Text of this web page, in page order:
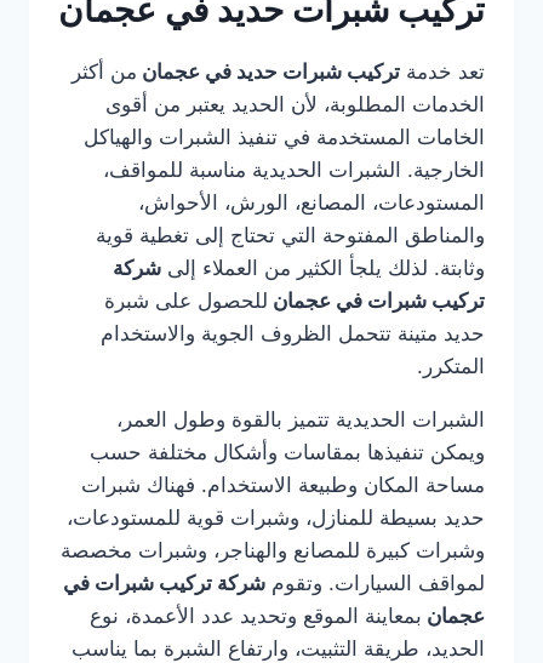
تركيب شبرات حديد في عجمان
تعد خدمة تركيب شبرات حديد في عجمان من أكثر
الخدمات المطلوبة، لأن الحديد يعتبر من أقوى
الخامات المستخدمة في تنفيذ الشبرات والهياكل
الخارجية. الشبرات الحديدية مناسبة للمواقف،
المستودعات، المصانع، الورش، الأحواش،
والمناطق المفتوحة التي تحتاج إلى تغطية قوية
وثابتة. لذلك يلجأ الكثير من العملاء إلى شركة
تركيب شبرات في عجمان للحصول على شبرة
حديد متينة تتحمل الظروف الجوية والاستخدام
المتكرر.
الشبرات الحديدية تتميز بالقوة وطول العمر،
ويمكن تنفيذها بمقاسات وأشكال مختلفة حسب
مساحة المكان وطبيعة الاستخدام. فهناك شبرات
حديد بسيطة للمنازل، وشبرات قوية للمستودعات،
وشبرات كبيرة للمصانع والهناجر، وشبرات مخصصة
لمواقف السيارات. وتقوم شركة تركيب شبرات في
عجمان بمعاينة الموقع وتحديد عدد الأعمدة، نوع
الحديد، طريقة التثبيت، وارتفاع الشبرة بما يناسب